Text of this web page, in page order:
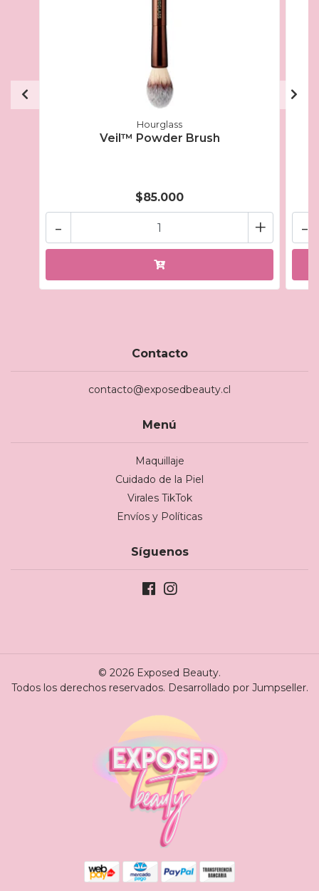
Hourglass
Veil™ Powder Brush
$85.000
+
- -
Contacto
contacto@exposedbeauty.cl
Menú
Maquillaje
Cuidado de la Piel
Virales TikTok
Envíos y Políticas
Síguenos
© 2026 Exposed Beauty.
Todos los derechos reservados. Desarrollado por Jumpseller.